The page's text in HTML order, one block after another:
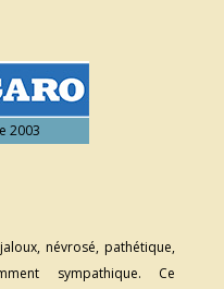
2003
névrosé, pathétique,
sympathique. Ce